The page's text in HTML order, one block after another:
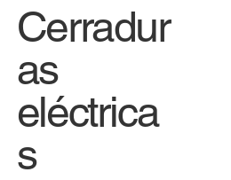
Cerradur
as
eléctrica
s